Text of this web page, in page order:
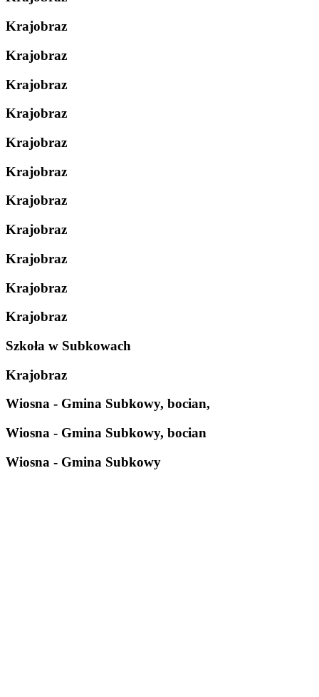
Krajobraz
Krajobraz
Krajobraz
Krajobraz
Krajobraz
Krajobraz
Krajobraz
Krajobraz
Krajobraz
Krajobraz
Krajobraz
Szkoła w Subkowach
Krajobraz
Wiosna - Gmina Subkowy, bocian,
Wiosna - Gmina Subkowy, bocian
Wiosna - Gmina Subkowy